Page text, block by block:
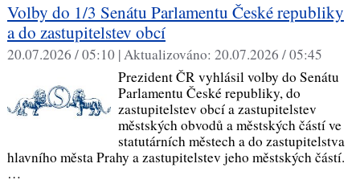
Volby do 1/3 Senátu Parlamentu České republiky
a do zastupitelstev obcí
20.07.2026 / 05:10 |Aktualizováno: 20.07.2026 / 05:45
Prezident ČR vyhlásil volby do Senátu
Parlamentu České republiky, do
zastupitelstev obcí a zastupitelstev
městských obvodů a městských částí ve
statutárních městech a do zastupitelstva
hlavního města Prahy a zastupitelstev jeho městských částí.
…